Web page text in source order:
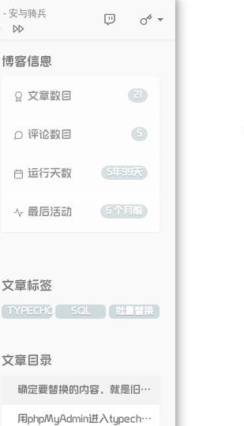
- 安与骑兵
博客信息
21
文章数目
5
评论数目
5年99天
运行天数
6 个月前
最后活动
文章标签
TYPECHO SQL 批量替换
文章目录
确定要替换的内容，就是旧的域名和新的域名
用phpMyAdmin进入typecho数据库